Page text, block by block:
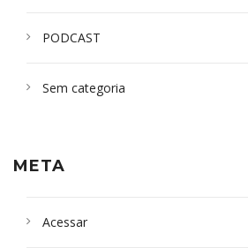
PODCAST
Sem categoria
META
Acessar